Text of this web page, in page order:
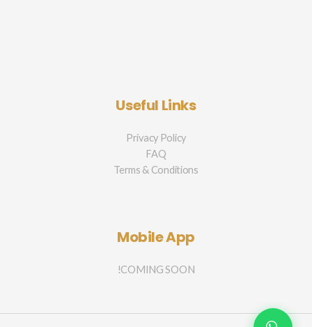
Useful Links
Privacy Policy
FAQ
Terms & Conditions
Mobile App
COMING SOON!